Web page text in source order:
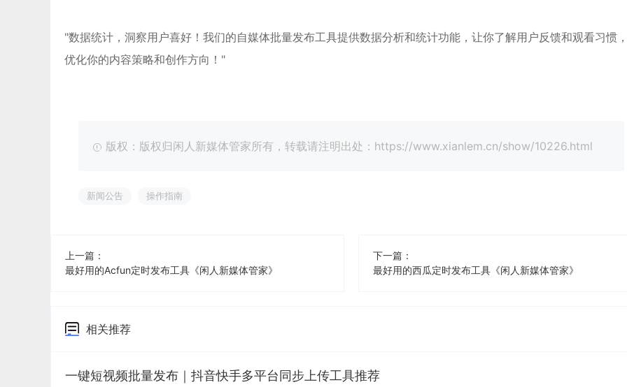
"数据统计，洞察用户喜好！我们的自媒体批量发布工具提供数据分析和统计功能，让你了解用户反馈和观看习惯
优化你的内容策略和创作方向！"
版权：版权归闲人新媒体管家所有，转载请注明出处：https://www.xianlem.cn/show/10226.html
新闻公告 操作指南
上一篇：
最好用的Acfun定时发布工具《闲人新媒体管家》
下一篇：
最好用的西瓜定时发布工具《闲人新媒体管家》
相关推荐
一键短视频批量发布｜抖音快手多平台同步上传工具推荐